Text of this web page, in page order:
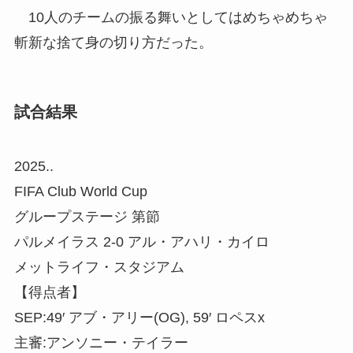
10人のチームの振る舞いとしてはめちゃめちゃ
斬新な捨て身の切り方だった。
試合結果
2025..
FIFA Club World Cup
グループステージ 第節
パルメイラス 2-0 アル・アハリ・カイロ
メットライフ・スタジアム
【得点者】
SEP:49′ アブ・アリー(OG), 59′ ロペスx
主審:アンソニー・テイラー